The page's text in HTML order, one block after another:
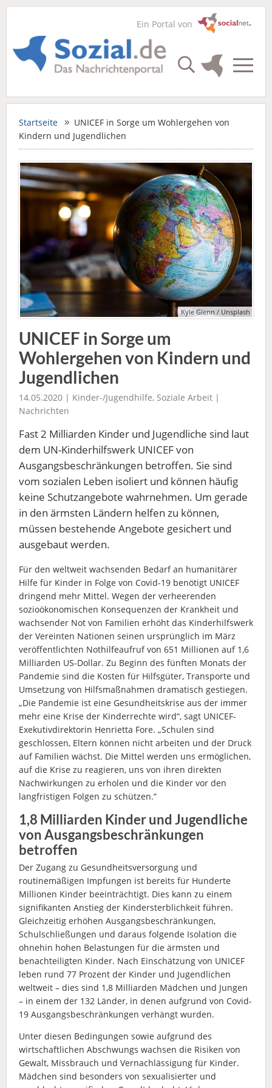
Ein Portal von
Startseite
UNICEF in Sorge um Wohlergehen von
Kindern und Jugendlichen
Kyle Glenn / Unsplash
UNICEF in Sorge um
Wohlergehen von Kindern und
Jugendlichen
14.05.2020 | Kinder-/Jugendhilfe, Soziale Arbeit |
Nachrichten
Fast 2 Milliarden Kinder und Jugendliche sind laut
dem UN-Kinderhilfswerk UNICEF von
Ausgangsbeschränkungen betroffen. Sie sind
vom sozialen Leben isoliert und können häufig
keine Schutzangebote wahrnehmen. Um gerade
in den ärmsten Ländern helfen zu können,
müssen bestehende Angebote gesichert und
ausgebaut werden.
Für den weltweit wachsenden Bedarf an humanitärer
Hilfe für Kinder in Folge von Covid-19 benötigt UNICEF
dringend mehr Mittel. Wegen der verheerenden
sozioökonomischen Konsequenzen der Krankheit und
wachsender Not von Familien erhöht das Kinderhilfswerk
der Vereinten Nationen seinen ursprünglich im März
veröffentlichten Nothilfeaufruf von 651 Millionen auf 1,6
Milliarden US-Dollar. Zu Beginn des fünften Monats der
Pandemie sind die Kosten für Hilfsgüter, Transporte und
Umsetzung von Hilfsmaßnahmen dramatisch gestiegen.
„Die Pandemie ist eine Gesundheitskrise aus der immer
mehr eine Krise der Kinderrechte wird“, sagt UNICEF-
Exekutivdirektorin Henrietta Fore. „Schulen sind
geschlossen, Eltern können nicht arbeiten und der Druck
auf Familien wächst. Die Mittel werden uns ermöglichen,
auf die Krise zu reagieren, uns von ihren direkten
Nachwirkungen zu erholen und die Kinder vor den
langfristigen Folgen zu schützen.“
1,8 Milliarden Kinder und Jugendliche
von Ausgangsbeschränkungen
betroffen
Der Zugang zu Gesundheitsversorgung und
routinemäßigen Impfungen ist bereits für Hunderte
Millionen Kinder beeinträchtigt. Dies kann zu einem
signifikanten Anstieg der Kindersterblichkeit führen.
Gleichzeitig erhöhen Ausgangsbeschränkungen,
Schulschließungen und daraus folgende Isolation die
ohnehin hohen Belastungen für die ärmsten und
benachteiligten Kinder. Nach Einschätzung von UNICEF
leben rund 77 Prozent der Kinder und Jugendlichen
weltweit – dies sind 1,8 Milliarden Mädchen und Jungen
– in einem der 132 Länder, in denen aufgrund von Covid-
19 Ausgangsbeschränkungen verhängt wurden.
Unter diesen Bedingungen sowie aufgrund des
wirtschaftlichen Abschwungs wachsen die Risiken von
Gewalt, Missbrauch und Vernachlässigung für Kinder.
Mädchen sind besonders von sexualisierter und